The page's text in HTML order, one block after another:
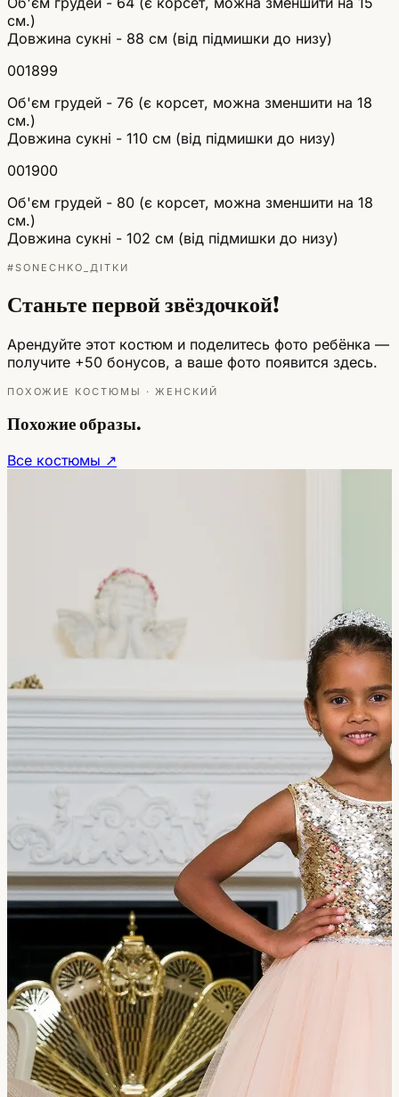
см.)
Довжина сукні - 88 см (від підмишки до низу)
001899
Об'єм грудей - 76 (є корсет, можна зменшити на 18
см.)
Довжина сукні - 110 см (від підмишки до низу)
001900
Об'єм грудей - 80 (є корсет, можна зменшити на 18
см.)
Довжина сукні - 102 см (від підмишки до низу)
#SONECHKO_ДІТКИ
Станьте первой звёздочкой!
Арендуйте этот костюм и поделитесь фото ребёнка —
получите +50 бонусов, а ваше фото появится здесь.
ПОХОЖИЕ КОСТЮМЫ · ЖЕНСКИЙ
Похожие образы.
Все костюмы ↗